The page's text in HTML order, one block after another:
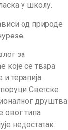
у школу.
од природе
за
које се твара
терапија
Светске
друштва
овог типа
недостатак